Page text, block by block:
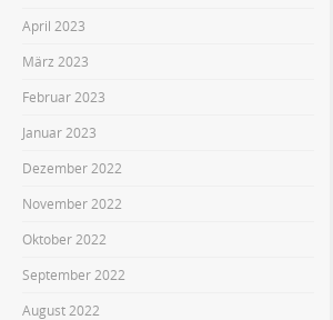
April 2023
März 2023
Februar 2023
Januar 2023
Dezember 2022
November 2022
Oktober 2022
September 2022
August 2022